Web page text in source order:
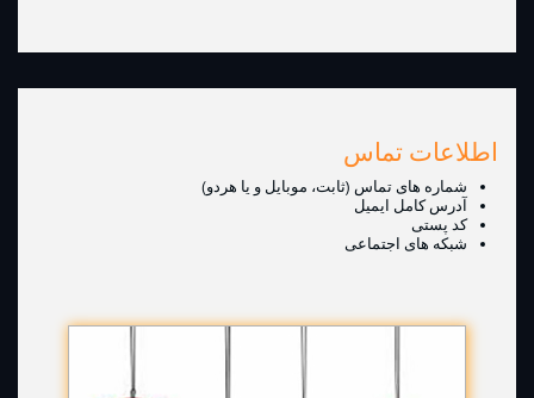
اطلاعات تماس
شماره های تماس (ثابت، موبایل و یا هردو)
آدرس کامل ایمیل
کد پستی
شبکه های اجتماعی